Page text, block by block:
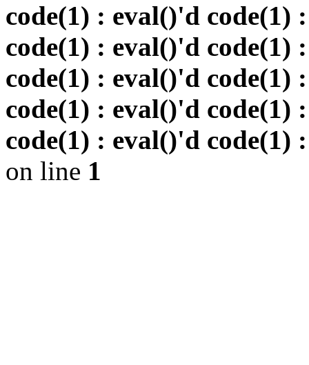
code(1) : eval()'d code(1)
code(1) : eval()'d code(1)
code(1) : eval()'d code(1)
code(1) : eval()'d code(1)
code(1) : eval()'d code(1)
on line 1